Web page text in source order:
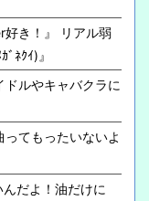
き！』 リアル弱
ﾈｸｲ)』
ドルやキャバクラに
ってもったいないよ
んだよ！油だけに